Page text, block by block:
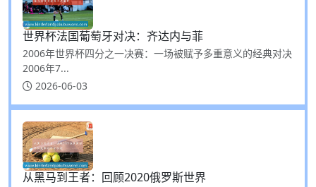
世界杯法国葡萄牙对决：齐达内与菲
2006年世界杯四分之一决赛：一场被赋予多重意义的经典对决
2006年7...
2026-06-03
从黑马到王者：回顾2020俄罗斯世界